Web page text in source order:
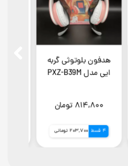
هدفون بلوتوثی گربه
ایی مدل PXZ-B39M
۸۱۴,۸۰۰ تومان
4 قسط 203,700 تومانی